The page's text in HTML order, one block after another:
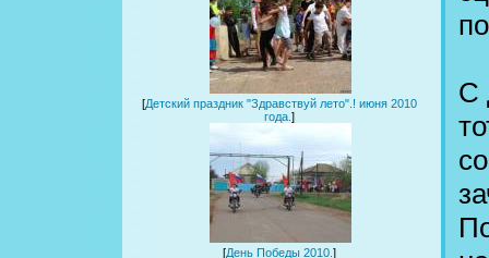
[Детский праздник "Здравствуй лето".! июня 2010
года.]
[День Победы 2010.]
С